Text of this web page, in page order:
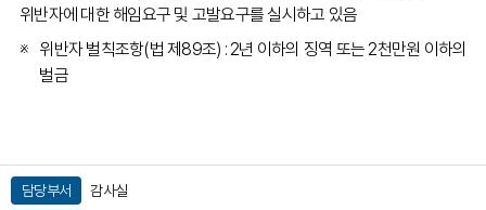
위반자에 대한 해임요구 및 고발요구를 실시하고 있음
위반자 벌칙조항(법 제89조) : 2년 이하의 징역 또는 2천만원 이하의
벌금
담당부서
감사실